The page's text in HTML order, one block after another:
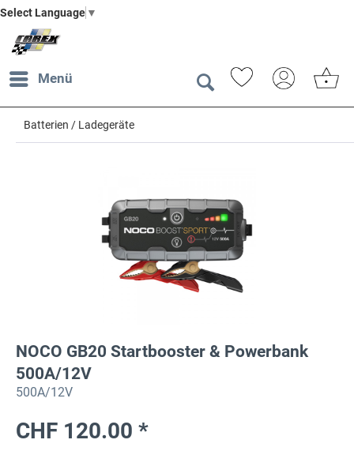
Select Language ▼
Menü
Batterien / Ladegeräte
NOCO GB20 Startbooster & Powerbank
500A/12V
500A/12V
CHF 120.00 *